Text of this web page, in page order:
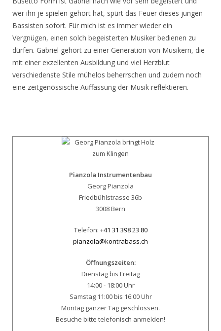
wer ihn je spielen gehört hat, spürt das Feuer dieses jungen
Bassisten sofort. Für mich ist es immer wieder ein
Vergnügen, einen solch begeisterten Musiker bedienen zu
dürfen. Gabriel gehört zu einer Generation von Musikern, die
mit einer exzellenten Ausbildung und viel Herzblut
verschiedenste Stile mühelos beherrschen und zudem noch
eine zeitgenössische Auffassung der Musik reflektieren.
Pianzola Instrumentenbau
Georg Pianzola
Friedbühlstrasse 36b
3008 Bern
Telefon: +41 31 398 23 80
pianzola@kontrabass.ch
Öffnungszeiten:
Dienstag bis Freitag
14:00 - 18:00 Uhr
Samstag 11:00 bis 16:00 Uhr
Montag ganzer Tag geschlossen.
Besuche bitte telefonisch anmelden!